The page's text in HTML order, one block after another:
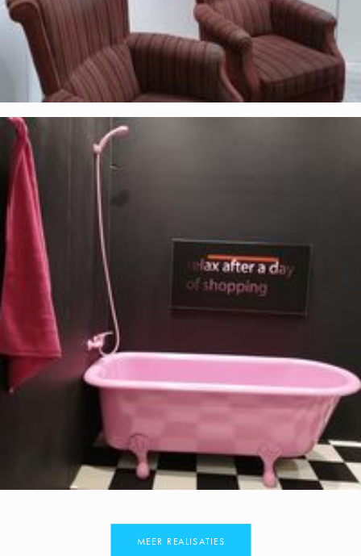
MEER REALISATIES